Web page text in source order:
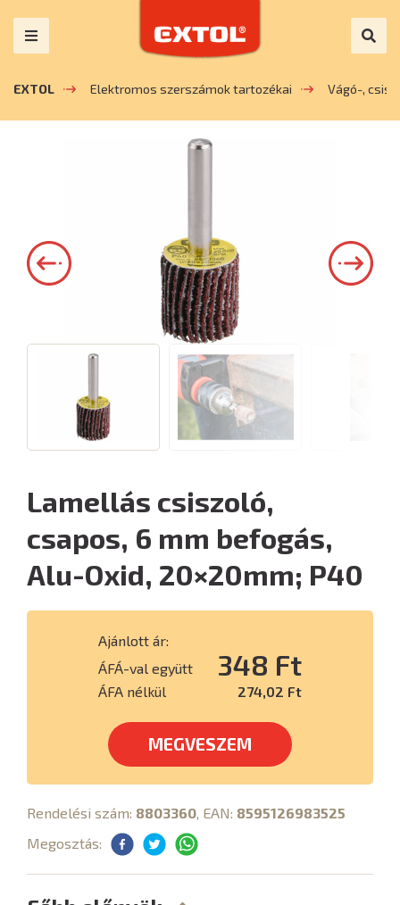
EXTOL Elektromos szerszámok tartozékai Vágó-,
Lamellás csiszoló,
csapos, 6 mm befogás,
Alu-Oxid, 20×20mm; P40
Ajánlott ár:
ÁFÁ-val együtt
348 Ft
ÁFA nélkül 274,02 Ft
MEGVESZEM
Rendelési szám: 8803360, EAN: 8595126983525
Megosztás: